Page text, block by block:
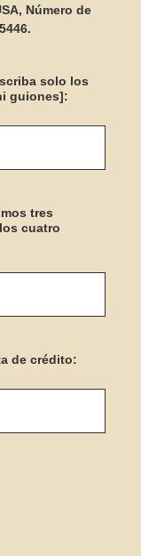
Número de
solo los
guiones]:
tres
cuatro
de crédito: